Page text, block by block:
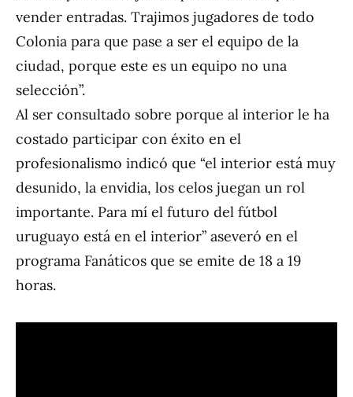
vender entradas. Trajimos jugadores de todo
Colonia para que pase a ser el equipo de la
ciudad, porque este es un equipo no una
selección”.
Al ser consultado sobre porque al interior le ha
costado participar con éxito en el
profesionalismo indicó que “el interior está muy
desunido, la envidia, los celos juegan un rol
importante. Para mí el futuro del fútbol
uruguayo está en el interior” aseveró en el
programa Fanáticos que se emite de 18 a 19
horas.